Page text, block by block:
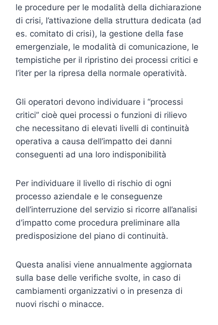
le procedure per le modalità della dichiarazione
di crisi, l’attivazione della struttura dedicata (ad
es. comitato di crisi), la gestione della fase
emergenziale, le modalità di comunicazione, le
tempistiche per il ripristino dei processi critici e
l’iter per la ripresa della normale operatività.
Gli operatori devono individuare i “processi
critici” cioè quei processi o funzioni di rilievo
che necessitano di elevati livelli di continuità
operativa a causa dell’impatto dei danni
conseguenti ad una loro indisponibilità
Per individuare il livello di rischio di ogni
processo aziendale e le conseguenze
dell’interruzione del servizio si ricorre all’analisi
d’impatto come procedura preliminare alla
predisposizione del piano di continuità.
Questa analisi viene annualmente aggiornata
sulla base delle verifiche svolte, in caso di
cambiamenti organizzativi o in presenza di
nuovi rischi o minacce.